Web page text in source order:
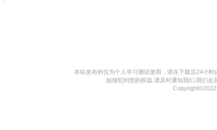
本站发布的仅为个人学习测试使用，请在下载后24小
如侵犯到您的权益,请及时通知我们,我们
Copyright©2022